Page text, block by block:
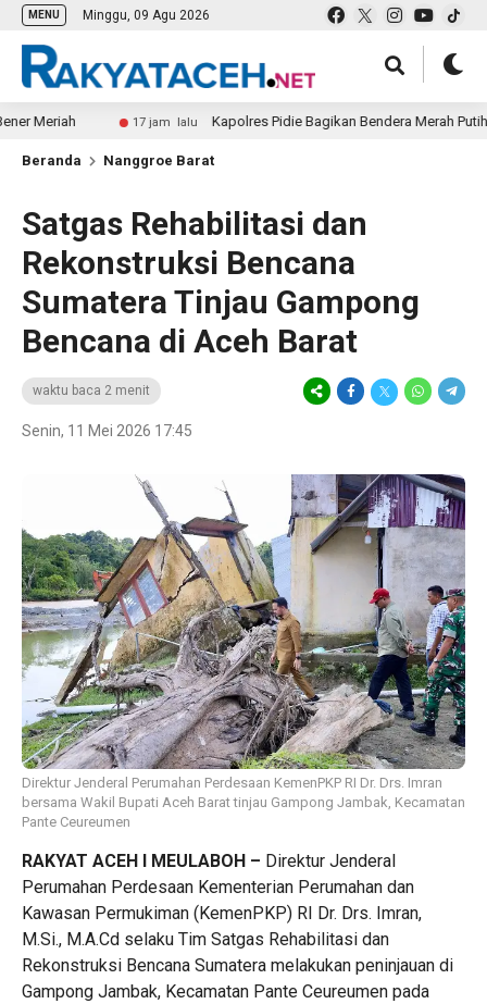
MENU Minggu, 09 Agu 2026
17 jam lalu Kapolres Pidie Bagikan Bendera Merah Putih
Beranda Nanggroe Barat
Satgas Rehabilitasi dan
Rekonstruksi Bencana
Sumatera Tinjau Gampong
Bencana di Aceh Barat
waktu baca 2 menit
Senin, 11 Mei 2026 17:45
Direktur Jenderal Perumahan Perdesaan KemenPKP RI Dr. Drs. Imran
bersama Wakil Bupati Aceh Barat tinjau Gampong Jambak, Kecamatan
Pante Ceureumen
RAKYAT ACEH I MEULABOH – Direktur Jenderal
Perumahan Perdesaan Kementerian Perumahan dan
Kawasan Permukiman (KemenPKP) RI Dr. Drs. Imran,
M.Si., M.A.Cd selaku Tim Satgas Rehabilitasi dan
Rekonstruksi Bencana Sumatera melakukan peninjauan di
Gampong Jambak, Kecamatan Pante Ceureumen pada